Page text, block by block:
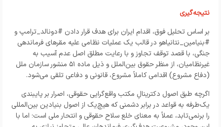
نتیجه‌گیری
بر اساس تحلیل فوق، اقدام ایران برای هدف قرار دادن #دونالد_ترامپ و
#بنیامین_نتانیاهو در قالب یک عملیات نظامی علیه مقرهای فرماندهی
جنگی، با قصد توقف تجاوز و با رعایت مطلق اصل عدم آسیب به
غیرنظامیان، از منظر حقوق بین‌الملل و ذیل ماده ۵۱ منشور سازمان ملل
(دفاع مشروع) اقدامی کاملاً مشروع، قانونی و دفاعی تلقی می‌شود.
اگرچه طبق اصول دکترینالِ مکتب واقع‌گرایی حقوقی، اصرار بر پایبندی
یک‌طرفه به قواعد در برابر دشمنی که هیچ‌یک از اصول بنیادین بین‌المللی
را برنمی‌تابد، عملاً به معنای خلع سلاح حقوقی و انتحار ملی است؛ اما با